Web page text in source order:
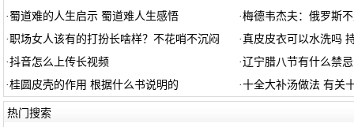
· 蜀道难的人生启示 蜀道难人生感悟 ·梅德韦杰夫：俄罗斯
·职场女人该有的打扮长啥样？不花哨不沉闷 ·真皮皮衣可以水洗吗
·抖音怎么上传长视频 ·辽宁腊八节有什么禁
·桂圆皮壳的作用 根据什么书说明的 ·十全大补汤做法 有关
热门搜索